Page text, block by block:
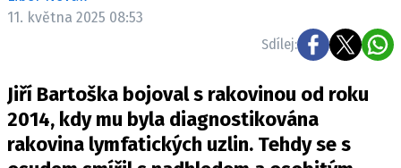
Pošlete e-mail na newsbox.cz
REDAKCE
KONTAKT
VYDAVATEL
11. května 2025 08:53
Sdílej:
Jiří Bartoška bojoval s rakovinou od roku
2014, kdy mu byla diagnostikována
rakovina lymfatických uzlin. Tehdy se s